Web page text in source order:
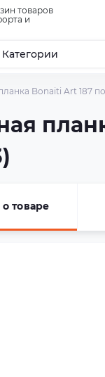
товаров
и
Категории
Bonaiti Art 187
о товаре